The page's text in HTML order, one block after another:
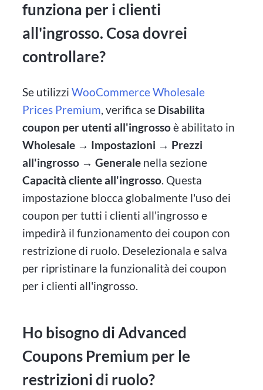
funziona per i clienti
all'ingrosso. Cosa dovrei
controllare?
Se utilizziWooCommerce Wholesale
Prices Premium, verifica se Disabilita
coupon per utenti all'ingrossoè abilitato in
Wholesale → Impostazioni → Prezzi
all'ingrosso → Generale nella sezione
Capacità cliente all'ingrosso. Questa
impostazione blocca globalmente l'uso dei
coupon per tutti i clienti all'ingrosso e
impedirà il funzionamento dei coupon con
restrizione di ruolo. Deselezionala e salva
per ripristinare la funzionalità dei coupon
per i clienti all'ingrosso.
Ho bisogno di Advanced
Coupons Premium per le
restrizioni di ruolo?